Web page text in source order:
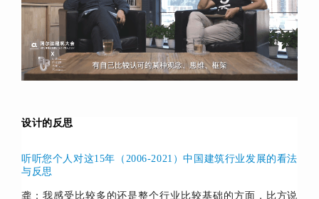
设计的反思
听听您个人对这15年（2006-2021）中国建筑行业发展的看法
与反思
龚：我感受比较多的还是整个行业比较基础的方面，比方说